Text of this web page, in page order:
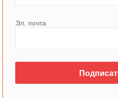
Эл. почта